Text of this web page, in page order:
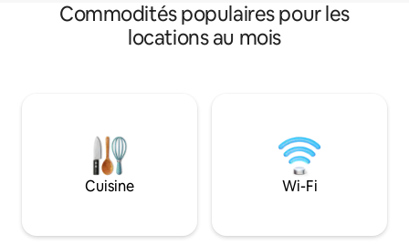
Commodités populaires pour les
locations au mois
Cuisine Wi-Fi